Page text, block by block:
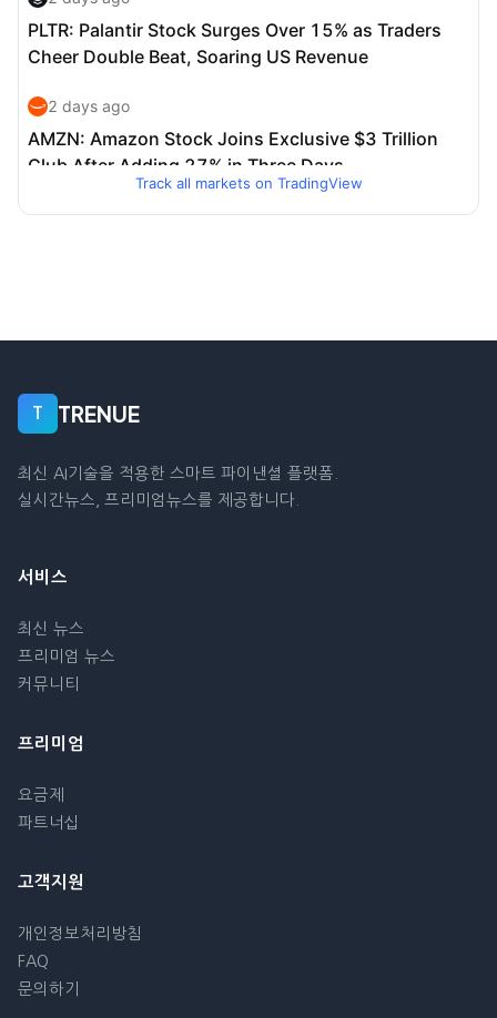
Track all markets on TradingView
T TRENUE
최신 AI기술을 적용한 스마트 파이낸셜 플랫폼.
실시간뉴스, 프리미엄뉴스를 제공합니다.
서비스
최신 뉴스
프리미엄 뉴스
커뮤니티
프리미엄
요금제
파트너십
고객지원
개인정보처리방침
FAQ
문의하기